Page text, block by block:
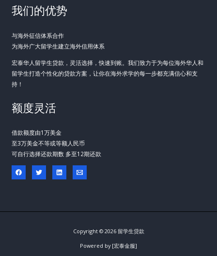
我们的优势
与海外征信体系合作
为海外广大留学生建立海外信用体系
宏泰华人留学生贷款，灵活选择，快速到账。我们致力于为每位海外华人和
留学生打造个性化的贷款方案，让你在海外求学的每一步都充满信心和支
持！
额度灵活
借款额度由1万美金
至3万美金不等或等额人民币
可自行选择还款期数 多至12期还款
Copyright © 2026 留学生贷款
Powered by [宏泰金服]